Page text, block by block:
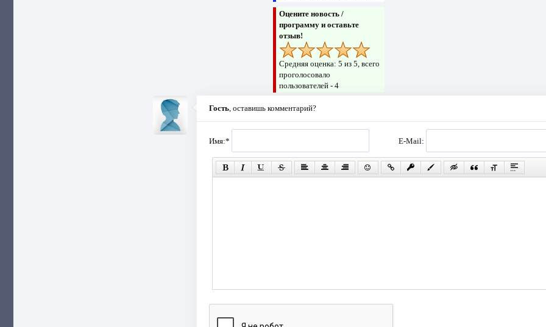
Оцените новость /
программу и оставьте
отзыв!
Средняя оценка:5 из 5, всего
проголосовало
пользователей -4
Гость, оставишь комментарий?
Имя:* E-Mail: